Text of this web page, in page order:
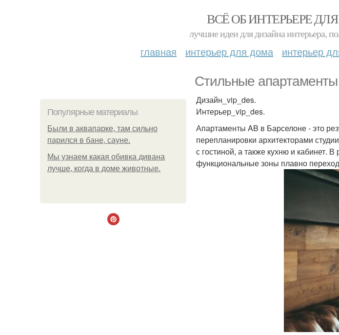
ВСЁ ОБ ИНТЕРЬЕРЕ
лучшие идеи для дизайна интерьера,
главная интерьер для дома интерьер
Стильные
Популярные материалы
Были в аквапарке, там сильно
парился в бане, сауне.
Мы узнаем какая обивка дивана
лучше, когда в доме животные.
Дизайн_vip_des.
Интерьер_vip_des.
Апартаменты AB в Барселоне - это
перепланировки архитекторами
с гостиной, а также кухню и кабинет.
функциональные зоны плавно